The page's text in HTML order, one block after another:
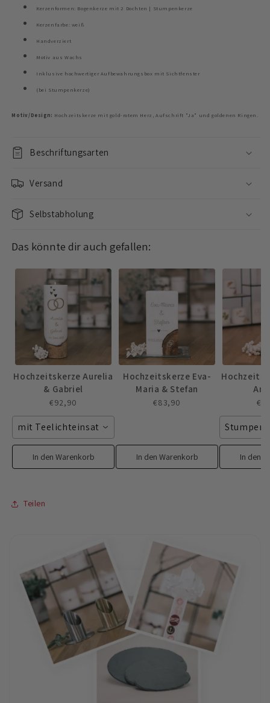
Kerzenformen: Bogenkerze mit 2 Dochten | Stumpenkerze
Kerzenfarbe: weiß
Handverziert
Motiv aus Wachs
Inklusive hochwertiger Aufbewahrungsbox mit Sichtfenster
(bei Stumpenkerze)
Motiv/Design: Hochzeitskerze mit gold-rotem Herz, Aufschrift "Ja" und goldenen Ringen.
Beschriftungsarten
Versand
Selbstabholung
Das könnte dir auch gefallen:
Hochzeitskerze Aurelia
& Gabriel
€92,90
mit Teelichteinsatz
In den Warenkorb
Hochzeitskerze Eva-
Maria & Stefan
€83,90
In den Warenkorb In den
Teilen